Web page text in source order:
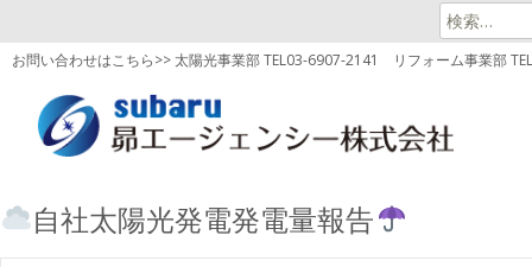
検
索:
お問い合わせはこちら>> 太陽光事業部 TEL03-6907-2141 リフォーム事業部
自社太陽光発電発電量報告